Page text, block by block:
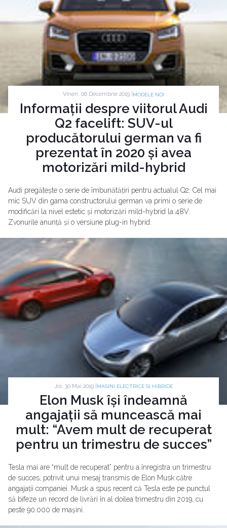
Vineri, 06 Decembrie 2019 | MODELE NOI
Informații despre viitorul Audi
Q2 facelift: SUV-ul
producătorului german va fi
prezentat în 2020 și avea
motorizări mild-hybrid
Audi pregătește o serie de îmbunătățiri pentru actualul Q2. Cel mai
mic SUV din gama constructorului german va primi o serie de
modificări la nivel estetic și motorizări mild-hybrid la 48V.
Zvonurile anunță și o versiune plug-in hybrid.
Joi, 30 Mai 2019 | MASINI ELECTRICE SI HIBRIDE
Elon Musk își îndeamnă
angajații să muncească mai
mult: “Avem mult de recuperat
pentru un trimestru de succes”
Tesla mai are “mult de recuperat” pentru a înregistra un trimestru
de succes, potrivit unui mesaj transmis de Elon Musk către
angajații companiei. Musk a spus recent că Tesla este pe punctul
să bifeze un record de livrări în al doilea trimestru din 2019, cu
peste 90.000 de mașini.